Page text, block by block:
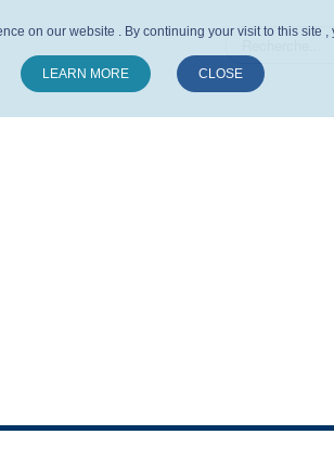
on our website . By continuing your visit to this site
LEARN MORE CLOSE